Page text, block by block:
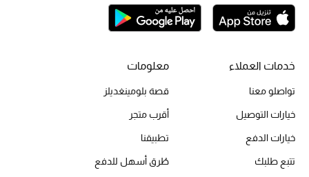
أحذية مختارة
تسوقوا الأحذية
خصومات
جميع مستحضرات الجمال
خدمات العملاء
تواصلو معنا
خيارات التوصيل
خيارات الدفع
تتبع طلبك
معلومات
قصة بلومينغديلز
أقرب متجر
تطبيقنا
طُرق أسهل للدفع